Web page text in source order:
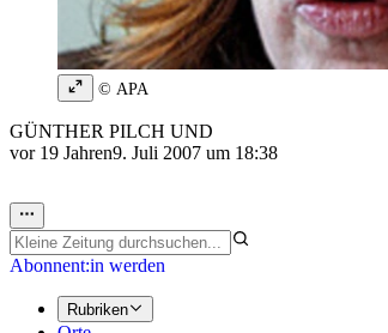
© APA
GÜNTHER PILCH UND
vor 19 Jahren9. Juli 2007 um 18:38
Abonnent:in werden
Rubriken